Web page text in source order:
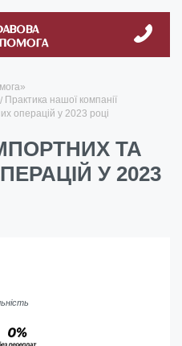
Практика нашої компанії
операцій у 2023 році
ТА
У 2023